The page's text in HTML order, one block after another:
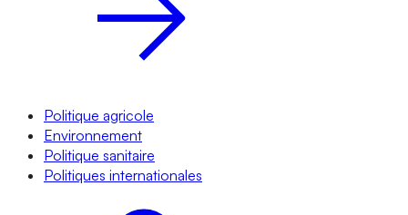
Politique agricole
Environnement
Politique sanitaire
Politiques internationales